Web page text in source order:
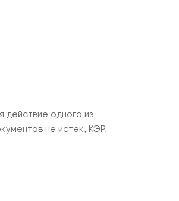
действие одного из
не истек, КЭР,